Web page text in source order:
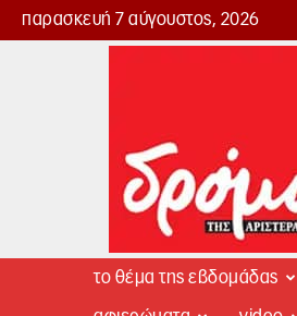
παρασκευή 7 αύγουστος, 2026
Δρόμος
το θέμα της εβδομάδας